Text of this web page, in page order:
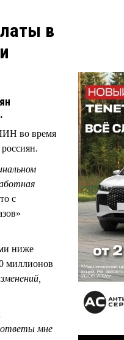
в
во время
с
ниже
миллионов
мне